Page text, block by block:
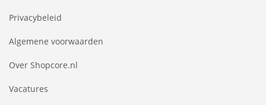
Privacybeleid
Algemene voorwaarden
Over Shopcore.nl
Vacatures